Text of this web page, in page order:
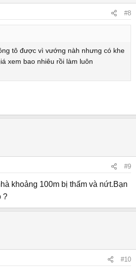
#8
tô được vì vướng nàh nhưng có khe
xem bao nhiêu rồi làm luôn
#9
khoảng 100m bị thấm và nứt.Bạn
?
#10